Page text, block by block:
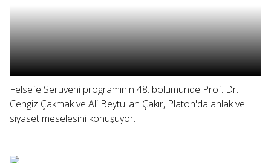
Felsefe Serüveni programının 48. bölümünde Prof. Dr.
Cengiz Çakmak ve Ali Beytullah Çakır, Platon'da ahlak ve
siyaset meselesini konuşuyor.